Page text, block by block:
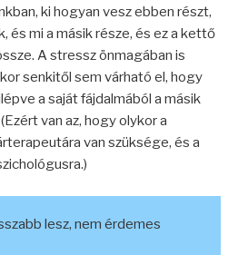
ki hogyan vesz ebben részt,
és mi a másik része, és ez a kettő
A stressz önmagában is
senkitől sem várható el, hogy
a saját fájdalmából a másik
van az, hogy olykor a
van szüksége, és a
lesz, nem érdemes